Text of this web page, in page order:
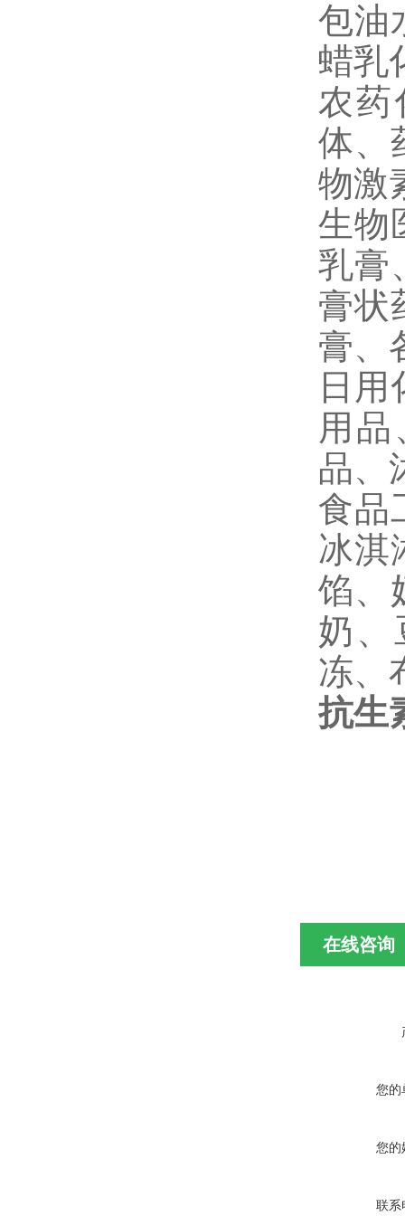
包油
蜡乳
农药
体、
物激
生物
乳膏
膏状
膏、
日
用
品、
食品
冰淇
馅、
奶、
冻、
抗生
在线咨询
您的
您的
联系